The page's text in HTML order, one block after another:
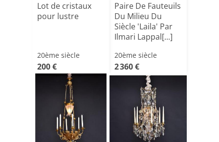
Lot de cristaux
pour lustre
20ème siècle
200 €
Paire De Fauteuils
Du Milieu Du
Siècle 'Laila' Par
Ilmari Lappal[...]
20ème siècle
2 360 €